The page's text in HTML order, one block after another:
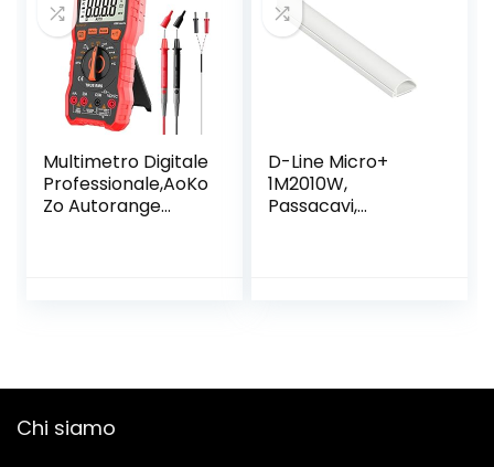
Multimetro Digitale
Professionale,AoKo
Zo Autorange
D-Line Micro+
1M2010W,
Passacavi,
10 mm – 1 m
Chi siamo